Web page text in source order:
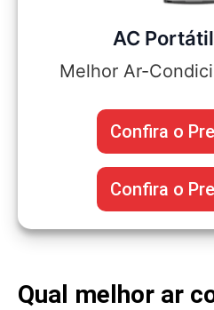
AC
Melhor Ar-
Confira o
Confira o
Qual melhor ar